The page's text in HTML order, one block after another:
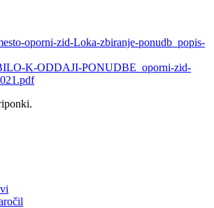
oporni-zid-Loka-zbiranje-ponudb_popis-
K-ODDAJI-PONUDBE_oporni-zid-